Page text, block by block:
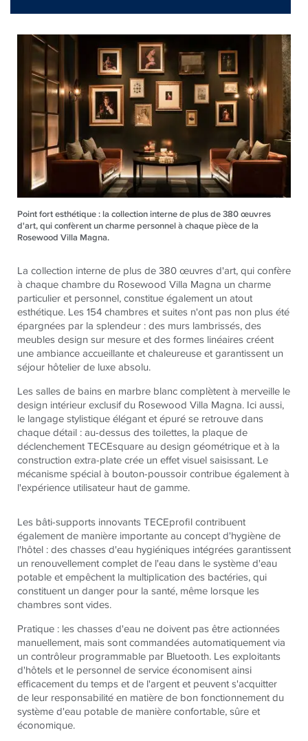
Point fort esthétique : la collection interne de plus de 380 œuvres
d'art, qui confèrent un charme personnel à chaque pièce de la
Rosewood Villa Magna.
La collection interne de plus de 380 œuvres d'art, qui confère
à chaque chambre du Rosewood Villa Magna un charme
particulier et personnel, constitue également un atout
esthétique. Les 154 chambres et suites n'ont pas non plus été
épargnées par la splendeur : des murs lambrissés, des
meubles design sur mesure et des formes linéaires créent
une ambiance accueillante et chaleureuse et garantissent un
séjour hôtelier de luxe absolu.
Les salles de bains en marbre blanc complètent à merveille le
design intérieur exclusif du Rosewood Villa Magna. Ici aussi,
le langage stylistique élégant et épuré se retrouve dans
chaque détail : au-dessus des toilettes, la plaque de
déclenchementTECEsquare au design géométrique et à la
construction extra-plate crée un effet visuel saisissant. Le
mécanisme spécial à bouton-poussoir contribue également à
l'expérience utilisateur haut de gamme.
Les bâti-supports innovantsTECEprofil contribuent
également de manière importante au concept d'hygiène de
l'hôtel : des chasses d'eau hygiéniques intégrées garantissent
un renouvellement complet de l'eau dans le système d'eau
potable et empêchent la multiplication des bactéries, qui
constituent un danger pour la santé, même lorsque les
chambres sont vides.
Pratique : les chasses d'eau ne doivent pas être actionnées
manuellement, mais sont commandées automatiquement via
un contrôleur programmable par Bluetooth. Les exploitants
d'hôtels et le personnel de service économisent ainsi
efficacement du temps et de l'argent et peuvent s'acquitter
de leur responsabilité en matière de bon fonctionnement du
système d'eau potable de manière confortable, sûre et
économique.